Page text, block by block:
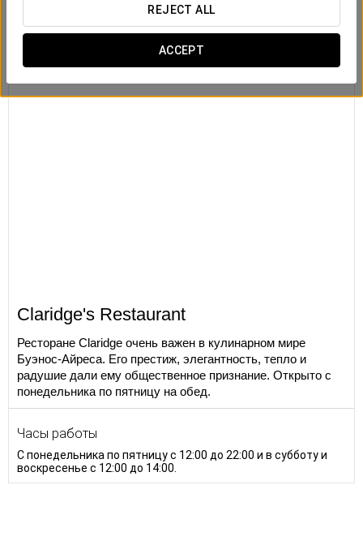
REJECT ALL
ACCEPT
Claridge's Restaurant
Ресторане Claridge очень важен в кулинарном мире
Буэнос-Айреса. Его престиж, элегантность, тепло и
радушие дали ему общественное признание. Открыто с
понедельника по пятницу на обед.
Часы работы
С понедельника по пятницу с 12:00 до 22:00 и в субботу и
воскресенье с 12:00 до 14:00.